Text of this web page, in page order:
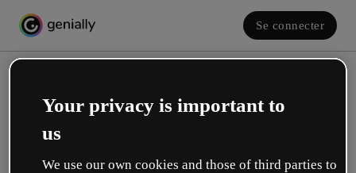
Se connecter
Your privacy is important to
us
We use our own cookies and those of third parties to